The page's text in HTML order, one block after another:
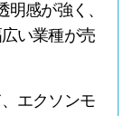
感が強く、
い業種が売
エクソンモ